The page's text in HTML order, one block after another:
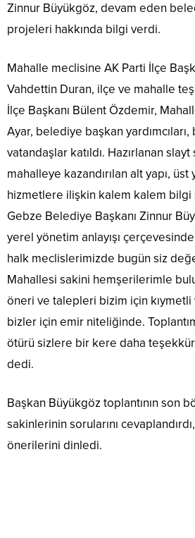
Zinnur Büyükgöz, devam eden
projeleri hakkında bilgi verdi.
Mahalle meclisine AK Parti İlçe
Vahdettin Duran, ilçe ve mahalle
İlçe Başkanı Bülent Özdemir,
Ayar, belediye başkan
vatandaşlar katıldı. Hazırlanan
mahalleye kazandırılan alt yapı, üst
hizmetlere ilişkin kalem kalem bilgi
Gebze Belediye Başkanı Zinnur
yerel yönetim anlayışı
halk meclislerimizde bugün siz
Mahallesi sakini hemşerilerimle
öneri ve talepleri bizim için
bizler için emir niteliğinde.
ötürü sizlere bir kere daha
dedi.
Başkan Büyükgöz toplantının son
sakinlerinin sorularını
önerilerini dinledi.